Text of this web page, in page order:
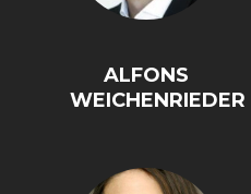
ALFONS
WEICHENRIEDER